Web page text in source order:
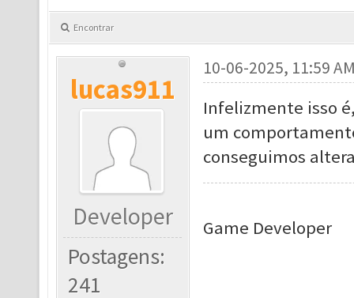
Encontrar
lucas911
Developer
Postagens:
241
10-06-2025, 11:59
Infelizmente isso
um
conseguimos
Game Developer